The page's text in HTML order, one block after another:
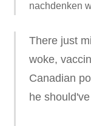
nachdenken
There just
woke,
Canadian
he